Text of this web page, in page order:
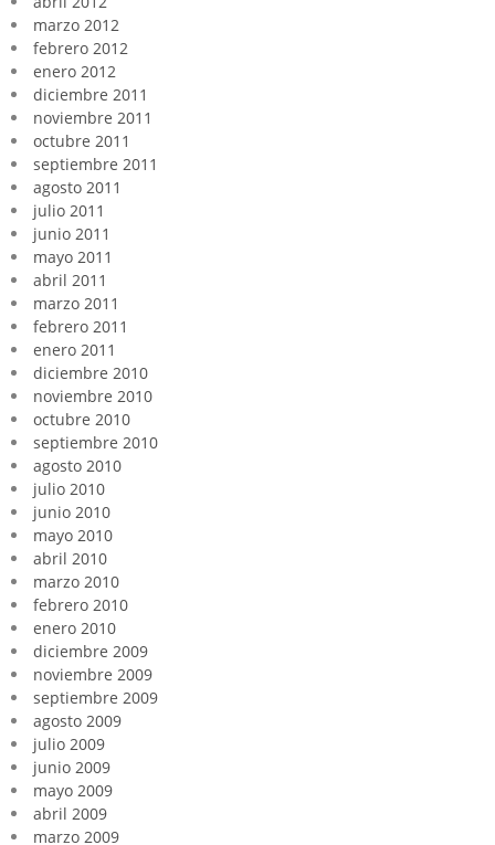
marzo 2012
febrero 2012
enero 2012
diciembre 2011
noviembre 2011
octubre 2011
septiembre 2011
agosto 2011
julio 2011
junio 2011
mayo 2011
abril 2011
marzo 2011
febrero 2011
enero 2011
diciembre 2010
noviembre 2010
octubre 2010
septiembre 2010
agosto 2010
julio 2010
junio 2010
mayo 2010
abril 2010
marzo 2010
febrero 2010
enero 2010
diciembre 2009
noviembre 2009
septiembre 2009
agosto 2009
julio 2009
junio 2009
mayo 2009
abril 2009
marzo 2009